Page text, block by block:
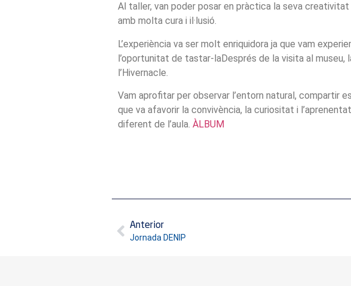
Al taller, van poder posar en pràctica la seva
amb molta cura i il·lusió.
L’experiència va ser molt enriquidora ja que vam
l’oportunitat de tastar-laDesprés de la visita al museu,
l’Hivernacle.
Vam aprofitar per observar l’entorn natural, compartir
que va afavorir la convivència, la curiositat i
diferent de l’aula. ÀLBUM
Anterior
Jornada DENIP